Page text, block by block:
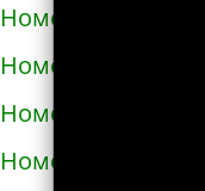
Номера
Номера
Номера
Номера